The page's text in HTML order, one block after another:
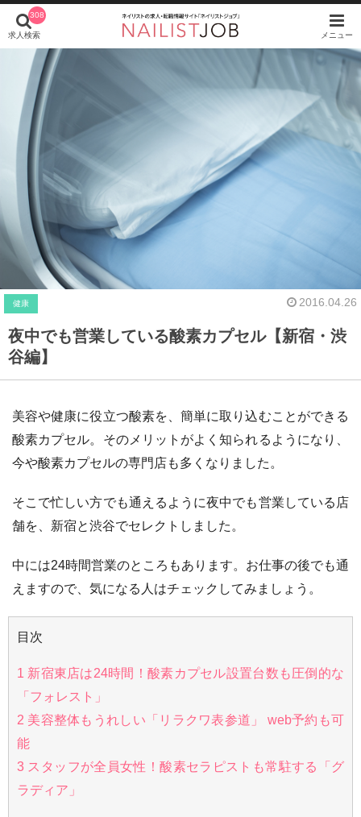
308
求人検索 メニュー
健康 2016.04.26
夜中でも営業している酸素カプセル【新宿・渋
谷編】
美容や健康に役立つ酸素を、簡単に取り込むことができる
酸素カプセル。そのメリットがよく知られるようになり、
今や酸素カプセルの専門店も多くなりました。
そこで忙しい方でも通えるように夜中でも営業している店
舗を、新宿と渋谷でセレクトしました。
中には24時間営業のところもあります。お仕事の後でも通
えますので、気になる人はチェックしてみましょう。
目次
1 新宿東店は24時間！酸素カプセル設置台数も圧倒的な
「フォレスト」
2 美容整体もうれしい「リラクワ表参道」 web予約も可
能
3 スタッフが全員女性！酸素セラピストも常駐する「グ
ラディア」